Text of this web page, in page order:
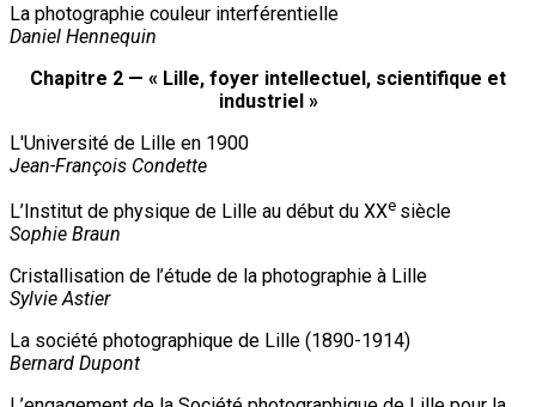
La photographie couleur interférentielle
Daniel Hennequin
Chapitre 2 — « Lille, foyer intellectuel, scientifique et
industriel »
L'Université de Lille en 1900
Jean-François Condette
L’Institut de physique de Lille au début du XXe siècle
Sophie Braun
Cristallisation de l’étude de la photographie à Lille
Sylvie Astier
La société photographique de Lille (1890-1914)
Bernard Dupont